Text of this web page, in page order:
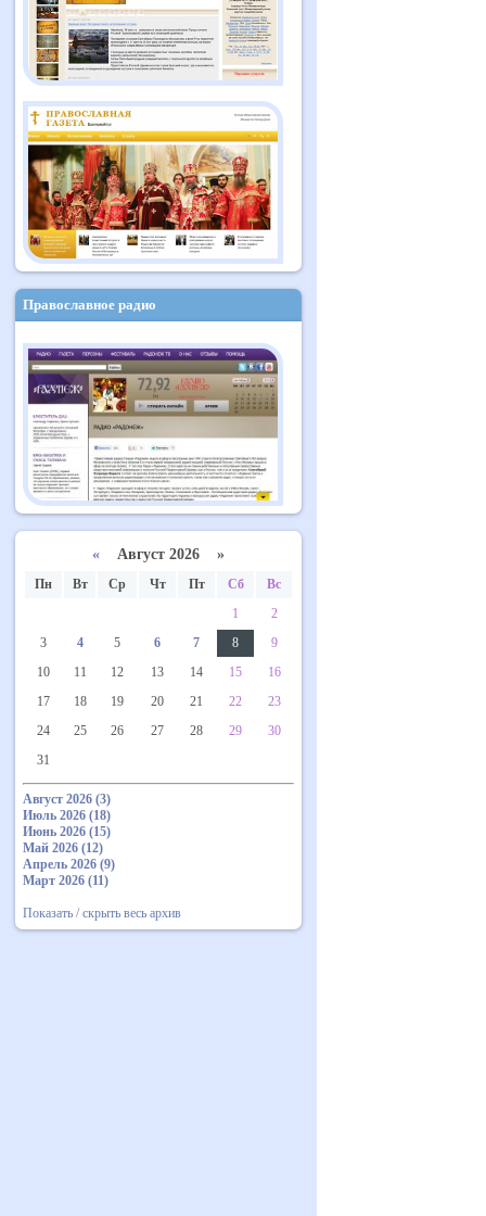
Православное радио
« Август 2026 »
Пн Вт Ср Чт Пт Сб
Вс
1
2
3
4 5 6 7 8
9
10
11 12 13 14 15
16
17
18 19 20 21 22
23
24
25 26 27 28 29
30
31
Август 2026 (3)
Июль 2026 (18)
Июнь 2026 (15)
Май 2026 (12)
Апрель 2026 (9)
Март 2026 (11)
Показать / скрыть весь архив